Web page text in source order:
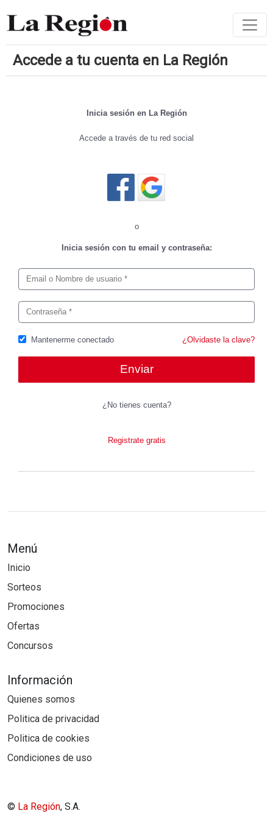
Accede a tu cuenta en La Región
Inicia sesión en La Región
Accede a través de tu red social
Cerrar sesión
o
Inicia sesión con tu email y contraseña:
¿Olvidaste la clave?
Mantenerme conectado
¿No tienes cuenta?
Registrate gratis
Menú
Inicio
Sorteos
Promociones
Ofertas
Concursos
Información
Quienes somos
Politica de privacidad
Politica de cookies
Condiciones de uso
© La Región, S.A.